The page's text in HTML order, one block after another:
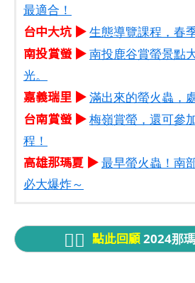
最適合！
台中大坑 ▶生態導覽課程，春
南投賞螢 ▶南投鹿谷賞螢景點
光。
嘉義瑞里 ▶滿出來的螢火蟲，
台南賞螢 ▶梅嶺賞螢，還可參
程！
高雄那瑪夏 ▶最早螢火蟲！南
必大爆炸～
點此回顧2024那